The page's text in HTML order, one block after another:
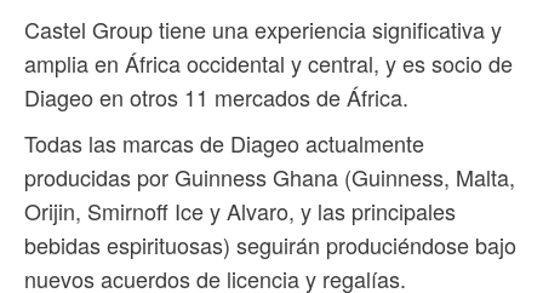
Castel Group tiene una experiencia significativa y
amplia en África occidental y central, y es socio de
Diageo en otros 11 mercados de África.
Todas las marcas de Diageo actualmente
producidas por Guinness Ghana (Guinness, Malta,
Orijin, Smirnoff Ice y Alvaro, y las principales
bebidas espirituosas) seguirán produciéndose bajo
nuevos acuerdos de licencia y regalías.